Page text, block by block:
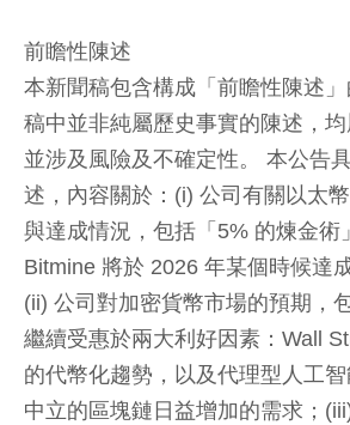
前瞻性陳述
本新聞稿包含構成「前瞻性陳述
稿中並非純屬歷史事實的陳述，均
並涉及風險及不確定性。 本公告
述，內容關於：(i) 公司有關以太
與達成情況，包括「5% 的煉金術
Bitmine 將於 2026 年某個時候達
(ii) 公司對加密貨幣市場的預期，
繼續受惠於兩大利好因素：Wall
的代幣化趨勢，以及代理型人工
中立的區塊鏈日益增加的需求；